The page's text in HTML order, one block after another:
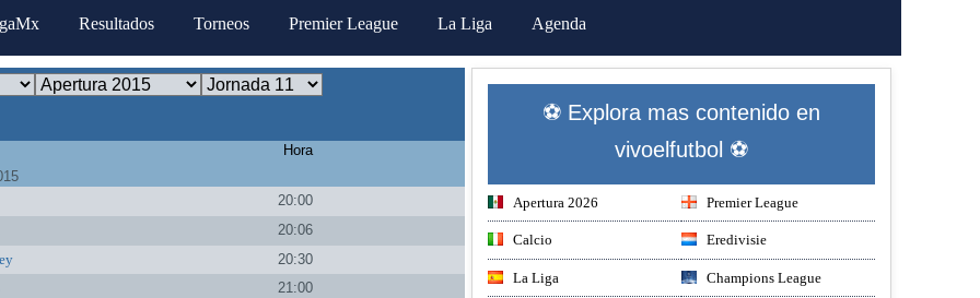
Resultados Torneos Premier League La Liga Agenda
Hora
20:00
20:06
20:30
21:00
⚽ Explora mas contenido en
vivoelfutbol ⚽
Apertura 2026 Premier League
Calcio Eredivisie
La Liga Champions League